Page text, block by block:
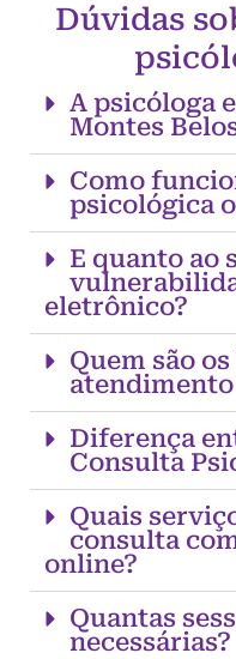
Dúvidas
A psicóloga
Montes
Como
psicológica
E quanto ao
eletrônico?
Quem são
Diferença
Consulta
Quais
consulta
online?
Quantas
necessárias?